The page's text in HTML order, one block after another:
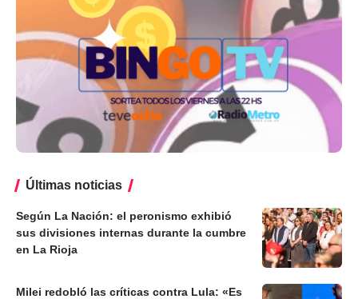
Últimas noticias
Según La Nación: el peronismo exhibió
sus divisiones internas durante la cumbre
en La Rioja
Milei redobló las críticas contra Lula: «Es